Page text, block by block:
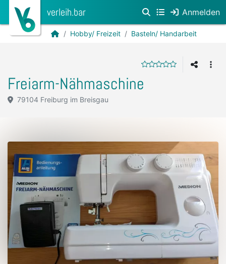
verleih.bar Anmelden
Hobby/ Freizeit Basteln/ Handarbeit
Freiarm-Nähmaschine
79104 Freiburg im Breisgau